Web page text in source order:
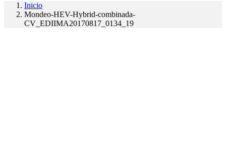
Inicio
Mondeo-HEV-Hybrid-combinada-
CV_EDIIMA20170817_0134_19